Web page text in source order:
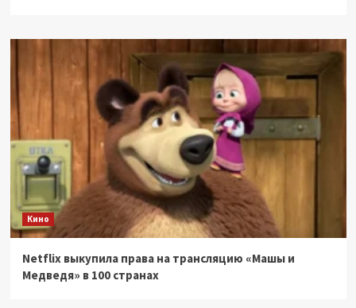
Кино
Netflix выкупила права на трансляцию «Машы и
Медведя» в 100 странах